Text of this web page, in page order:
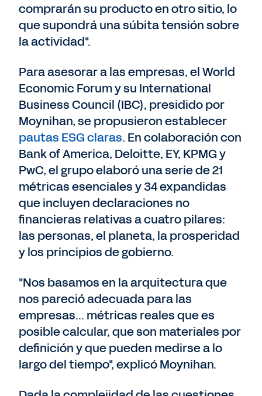
comprarán su producto en otro sitio, lo
que supondrá una súbita tensión sobre
la actividad".
Para asesorar a las empresas, el World
Economic Forum y su International
Business Council (IBC), presidido por
Moynihan, se propusieron establecer
pautas ESG claras. En colaboración con
Bank of America, Deloitte, EY, KPMG y
PwC, el grupo elaboró una serie de 21
métricas esenciales y 34 expandidas
que incluyen declaraciones no
financieras relativas a cuatro pilares:
las personas, el planeta, la prosperidad
y los principios de gobierno.
"Nos basamos en la arquitectura que
nos pareció adecuada para las
empresas... métricas reales que es
posible calcular, que son materiales por
definición y que pueden medirse a lo
largo del tiempo", explicó Moynihan.